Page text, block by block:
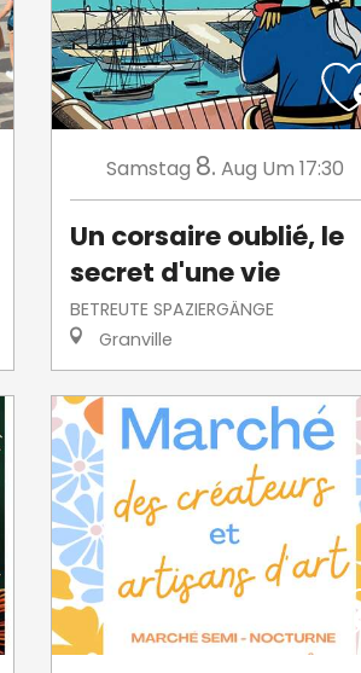
Samstag 8. Aug Um 17:30
Un corsaire oublié, le
secret d'une vie
BETREUTE SPAZIERGÄNGE
Granville